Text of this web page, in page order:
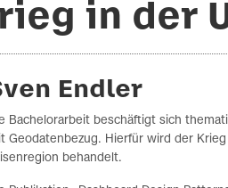
in der
Endler
Bachelorarbeit beschäftigt sich
Geodatenbezug. Hierfür wird der
behandelt.